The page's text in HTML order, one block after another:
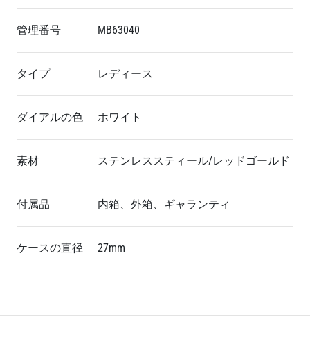
管理番号 MB63040
タイプ レディース
ダイアルの色 ホワイト
素材 ステンレススティール/レッドゴールド
付属品 内箱、外箱、ギャランティ
ケースの直径 27mm